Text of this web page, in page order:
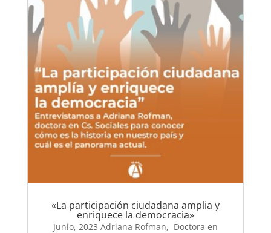
«La participación ciudadana amplia y
enriquece la democracia»
Junio, 2023 Adriana Rofman, Doctora en